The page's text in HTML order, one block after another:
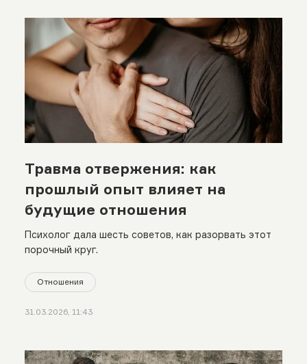
Травма отвержения: как
прошлый опыт влияет на
будущие отношения
Психолог дала шесть советов, как разорвать этот
порочный круг.
Отношения
31.03.2026, 11:43